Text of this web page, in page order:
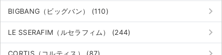
BIGBANG（ビッグバン） (110) keyboard_arrow_right
LE SSERAFIM（ルセラフィム） (244) keyboard_arrow_right